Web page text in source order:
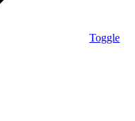
Toggle